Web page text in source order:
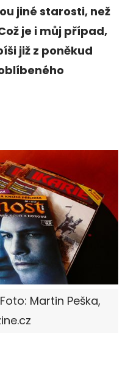
jiné starosti, než
je i můj případ,
již z poněkud
Martin Peška,